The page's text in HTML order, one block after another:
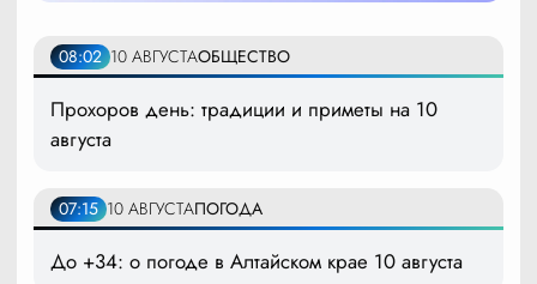
08:02 10 АВГУСТАОБЩЕСТВО
Прохоров день: традиции и приметы на 10
августа
07:15 10 АВГУСТАПОГОДА
До +34: о погоде в Алтайском крае 10 августа